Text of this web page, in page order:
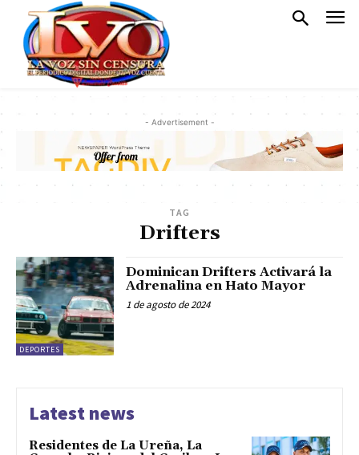
- Advertisement -
TAG
Drifters
DEPORTES
Dominican Drifters Activará la
Adrenalina en Hato Mayor
1 de agosto de 2024
Latest news
Residentes de La Ureña, La